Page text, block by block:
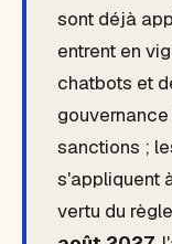
sont déjà
entrent en
chatbots et
sanctions ;
s'appliquent
vertu du